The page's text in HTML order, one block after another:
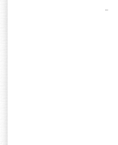
-